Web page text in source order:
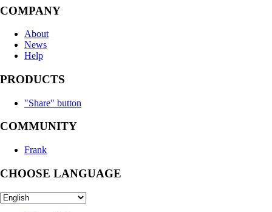
COMPANY
About
News
Help
PRODUCTS
"Share" button
COMMUNITY
Frank
CHOOSE LANGUAGE